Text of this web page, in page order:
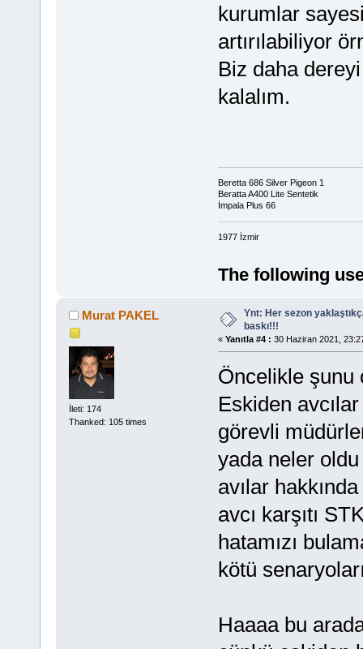
kurumlar
artırılabiliyor
Biz daha
kalalım.
Beretta 686 Silver Pigeon 1
Beratta A400 Lite Sentetik
İmpala Plus 66
1977 İzmir
The following
Murat PAKEL
İleti: 174
Thanked: 105 times
Ynt: Her sezon
baskı!!!
« Yanıtla #4 : 30 Haziran 2021,
Öncelikle şunu
Eskiden
görevli
yada neler
avılar
avcı karşıtı
hatamızı
kötü
Haaaa bu